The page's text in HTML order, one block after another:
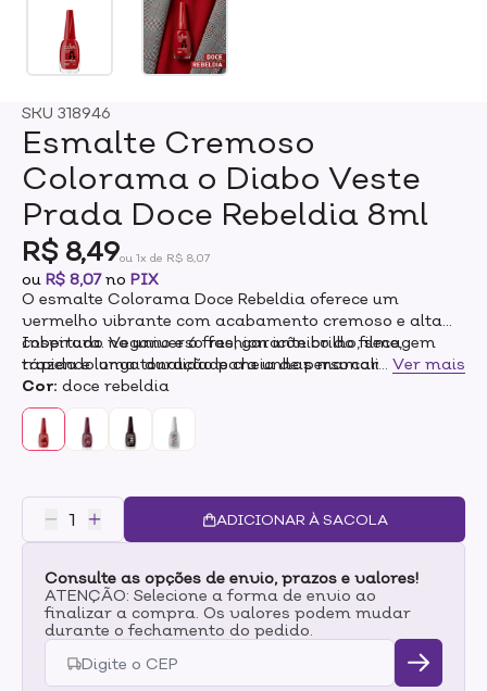
SKU 318946
Esmalte Cremoso
Colorama o Diabo Veste
Prada Doce Rebeldia 8ml
R$ 8,49ou 1x de R$ 8,07
ou R$ 8,07no PIX
O esmalte Colorama Doce Rebeldia oferece um
vermelho vibrante com acabamento cremoso e alta
cobertura. Vegano e 6 free, garante brilho, secagem
rápida e longa duração para unhas marcantes e
cheias de atitude.
Inspirado no universo fashion icônico do filme,
trazendo uma tonalidade cheia de personalidade e
atitude. A cor Doce Rebeldia segue a proposta da
coleção: transmitir força, estilo e ousadia, sendo ideal
para quem gosta de unhas com presença.
Ver mais
Cor: doce rebeldia
ADICIONAR À SACOLA
Consulte as opções de envio, prazos e valores!
ATENÇÃO: Selecione a forma de envio ao
finalizar a compra. Os valores podem mudar
durante o fechamento do pedido.